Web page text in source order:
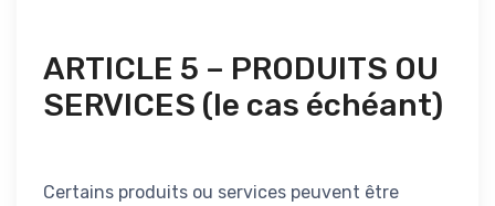
ARTICLE 5 – PRODUITS OU
SERVICES (le cas échéant)
Certains produits ou services peuvent être